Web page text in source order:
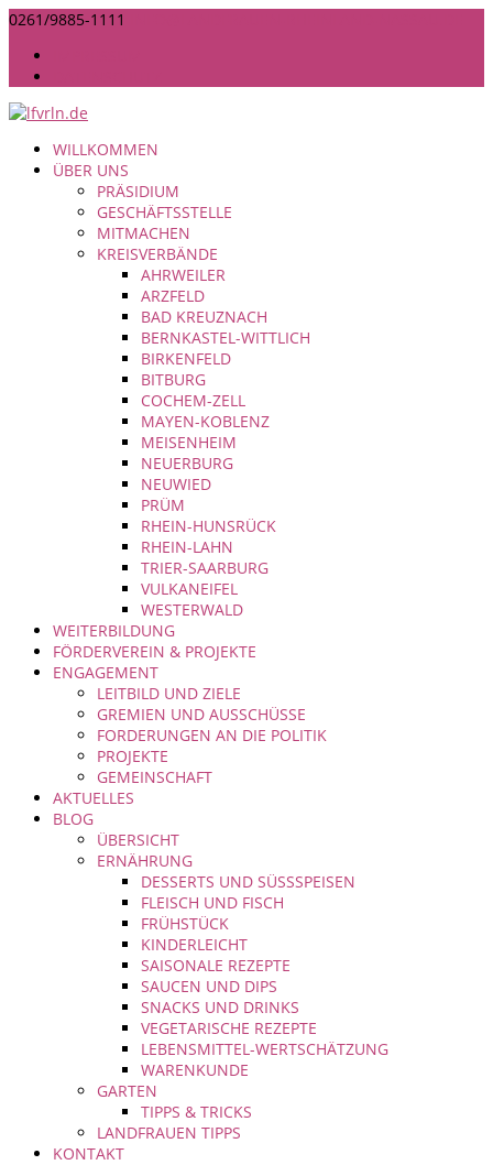
0261/9885-1111
WILLKOMMEN
ÜBER UNS
PRÄSIDIUM
GESCHÄFTSSTELLE
MITMACHEN
KREISVERBÄNDE
AHRWEILER
ARZFELD
BAD KREUZNACH
BERNKASTEL-WITTLICH
BIRKENFELD
BITBURG
COCHEM-ZELL
MAYEN-KOBLENZ
MEISENHEIM
NEUERBURG
NEUWIED
PRÜM
RHEIN-HUNSRÜCK
RHEIN-LAHN
TRIER-SAARBURG
VULKANEIFEL
WESTERWALD
WEITERBILDUNG
FÖRDERVEREIN & PROJEKTE
ENGAGEMENT
LEITBILD UND ZIELE
GREMIEN UND AUSSCHÜSSE
FORDERUNGEN AN DIE POLITIK
PROJEKTE
GEMEINSCHAFT
AKTUELLES
BLOG
ÜBERSICHT
ERNÄHRUNG
DESSERTS UND SÜSSSPEISEN
FLEISCH UND FISCH
FRÜHSTÜCK
KINDERLEICHT
SAISONALE REZEPTE
SAUCEN UND DIPS
SNACKS UND DRINKS
VEGETARISCHE REZEPTE
LEBENSMITTEL-WERTSCHÄTZUNG
WARENKUNDE
GARTEN
TIPPS & TRICKS
LANDFRAUEN TIPPS
KONTAKT